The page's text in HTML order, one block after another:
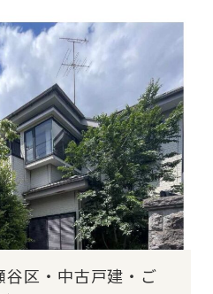
谷区・中古戸建・ご